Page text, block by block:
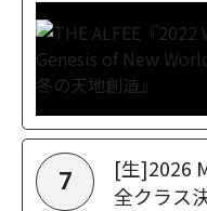
7
[生]2026
全クラス